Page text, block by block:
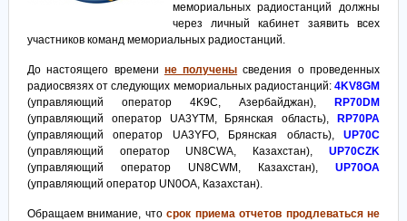
мемориальных радиостанций должны
через личный кабинет заявить всех
участников команд мемориальных радиостанций.
До настоящего времени не получены сведения о проведенных
радиосвязях от следующих мемориальных радиостанций:4KV8GM
(управляющий оператор 4K9C, Азербайджан),
RP70DM
(управляющий оператор UA3YTM, Брянская область),
RP70PA
(управляющий оператор UA3YFO, Брянская область),UP70C
(управляющий оператор UN8CWA, Казахстан),UP70CZK
(управляющий оператор UN8CWM, Казахстан),UP70OA
(управляющий оператор UN0OA, Казахстан).
Обращаем внимание, чтосрок приема отчетов продлеваться не